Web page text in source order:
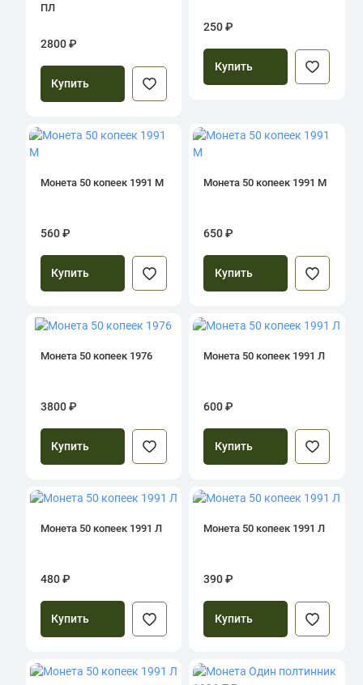
ПЛ
2800 ₽
Купить
250 ₽
Купить
Монета 50 копеек 1991 М
560 ₽
Купить
Монета 50 копеек 1991 М
650 ₽
Купить
Монета 50 копеек 1976
3800 ₽
Купить
Монета 50 копеек 1991 Л
600 ₽
Купить
Монета 50 копеек 1991 Л
480 ₽
Купить
Монета 50 копеек 1991 Л
390 ₽
Купить